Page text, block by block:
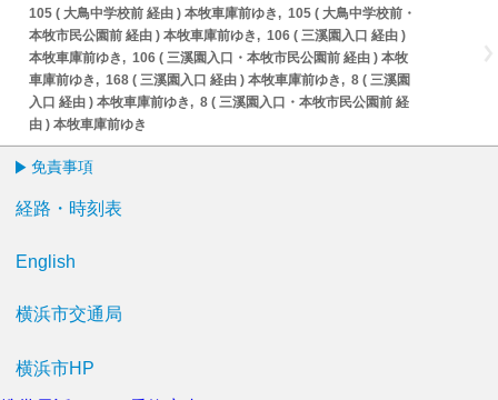
105 ( 大鳥中学校前 経由 ) 本牧車庫前ゆき, 105 ( 大鳥中学校前・
本牧市民公園前 経由 ) 本牧車庫前ゆき, 106 ( 三溪園入口 経由 )
本牧車庫前ゆき, 106 ( 三溪園入口・本牧市民公園前 経由 ) 本牧
車庫前ゆき, 168 ( 三溪園入口 経由 ) 本牧車庫前ゆき, 8 ( 三溪園
入口 経由 ) 本牧車庫前ゆき, 8 ( 三溪園入口・本牧市民公園前 経
由 ) 本牧車庫前ゆき
免責事項
経路・時刻表
English
横浜市交通局
横浜市HP